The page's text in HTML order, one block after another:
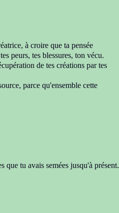
à croire que ta pensée
peurs, tes blessures, ton vécu.
de tes créations par tes
parce qu'ensemble cette
que tu avais semées jusqu'à présent.